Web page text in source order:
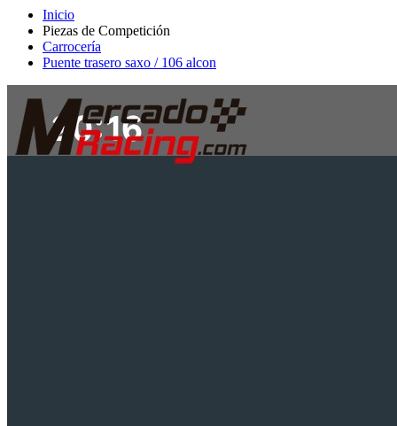
Piezas de Competición
Carrocería
Puente trasero saxo / 106 alcon